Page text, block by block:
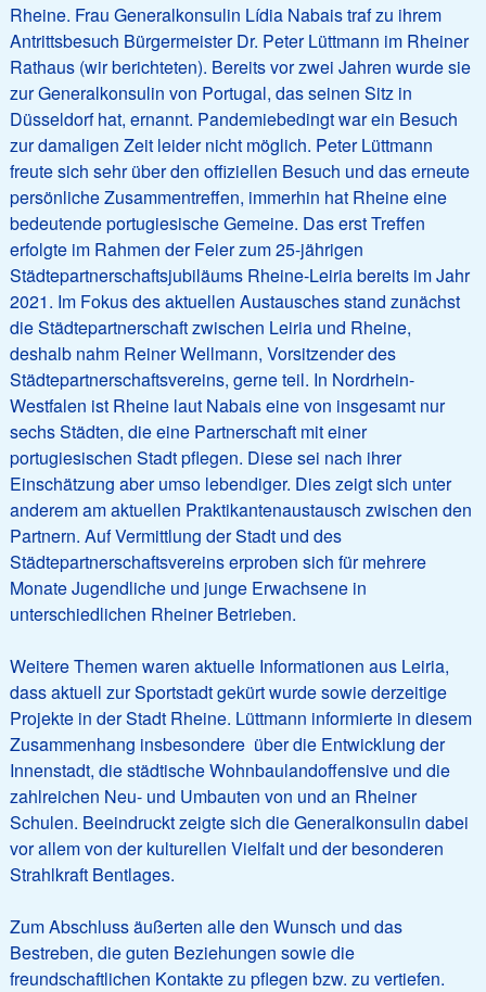
Rheine. Frau Generalkonsulin Lídia Nabais traf zu ihrem
Antrittsbesuch Bürgermeister Dr. Peter Lüttmann im Rheiner
Rathaus (wir berichteten). Bereits vor zwei Jahren wurde sie
zur Generalkonsulin von Portugal, das seinen Sitz in
Düsseldorf hat, ernannt. Pandemiebedingt war ein Besuch
zur damaligen Zeit leider nicht möglich. Peter Lüttmann
freute sich sehr über den offiziellen Besuch und das erneute
persönliche Zusammentreffen, immerhin hat Rheine eine
bedeutende portugiesische Gemeine. Das erst Treffen
erfolgte im Rahmen der Feier zum 25-jährigen
Städtepartnerschaftsjubiläums Rheine-Leiria bereits im Jahr
2021. Im Fokus des aktuellen Austausches stand zunächst
die Städtepartnerschaft zwischen Leiria und Rheine,
deshalb nahm Reiner Wellmann, Vorsitzender des
Städtepartnerschaftsvereins, gerne teil. In Nordrhein-
Westfalen ist Rheine laut Nabais eine von insgesamt nur
sechs Städten, die eine Partnerschaft mit einer
portugiesischen Stadt pflegen. Diese sei nach ihrer
Einschätzung aber umso lebendiger. Dies zeigt sich unter
anderem am aktuellen Praktikantenaustausch zwischen den
Partnern. Auf Vermittlung der Stadt und des
Städtepartnerschaftsvereins erproben sich für mehrere
Monate Jugendliche und junge Erwachsene in
unterschiedlichen Rheiner Betrieben.
Weitere Themen waren aktuelle Informationen aus Leiria,
dass aktuell zur Sportstadt gekürt wurde sowie derzeitige
Projekte in der Stadt Rheine. Lüttmann informierte in diesem
Zusammenhang insbesondere über die Entwicklung der
Innenstadt, die städtische Wohnbaulandoffensive und die
zahlreichen Neu- und Umbauten von und an Rheiner
Schulen. Beeindruckt zeigte sich die Generalkonsulin dabei
vor allem von der kulturellen Vielfalt und der besonderen
Strahlkraft Bentlages.
Zum Abschluss äußerten alle den Wunsch und das
Bestreben, die guten Beziehungen sowie die
freundschaftlichen Kontakte zu pflegen bzw. zu vertiefen.